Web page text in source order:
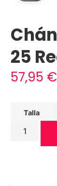
25
57,95 €
Talla